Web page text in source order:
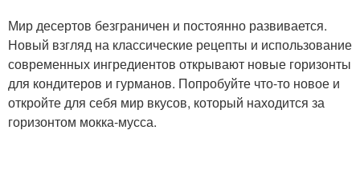
Мир десертов безграничен и постоянно развивается.
Новый взгляд на классические рецепты и использование
современных ингредиентов открывают новые горизонты
для кондитеров и гурманов. Попробуйте что-то новое и
откройте для себя мир вкусов, который находится за
горизонтом мокка-мусса.